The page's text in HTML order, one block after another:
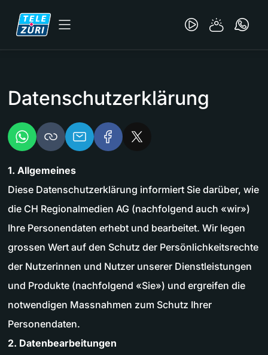
Datenschutzerklärung
1. Allgemeines
Diese Datenschutzerklärung informiert Sie darüber, wie
die CH Regionalmedien AG (nachfolgend auch «wir»)
Ihre Personendaten erhebt und bearbeitet. Wir legen
grossen Wert auf den Schutz der Persönlichkeitsrechte
der Nutzerinnen und Nutzer unserer Dienstleistungen
und Produkte (nachfolgend «Sie») und ergreifen die
notwendigen Massnahmen zum Schutz Ihrer
Personendaten.
2. Datenbearbeitungen